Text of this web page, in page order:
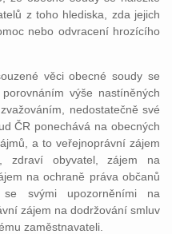
z toho hlediska, zda jejich
nebo odvracení hrozícího
věci obecné soudy se
výše nastíněných
nedostatečně své
ČR ponechává na obecných
a to veřejnoprávní zájem
zdraví obyvatel, zájem na
na ochraně práva občanů
svými upozorněními na
zájem na dodržování smluv
zaměstnavateli.